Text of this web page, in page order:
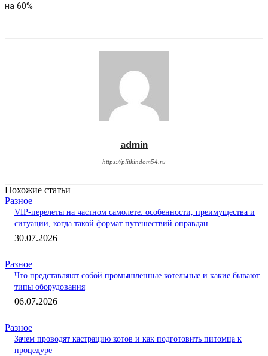
на 60%
admin
https://plitkindom54.ru
Похожие статьи
Разное
VIP-перелеты на частном самолете: особенности, преимущества и
ситуации, когда такой формат путешествий оправдан
30.07.2026
Разное
Что представляют собой промышленные котельные и какие бывают
типы оборудования
06.07.2026
Разное
Зачем проводят кастрацию котов и как подготовить питомца к
процедуре